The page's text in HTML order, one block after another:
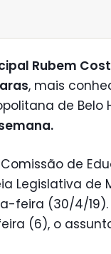
Rubem
, mais
de Belo
de
Legislativa de
feira (30/4/
(6), o